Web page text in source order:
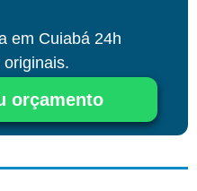
em Cuiabá 24h
orçamento